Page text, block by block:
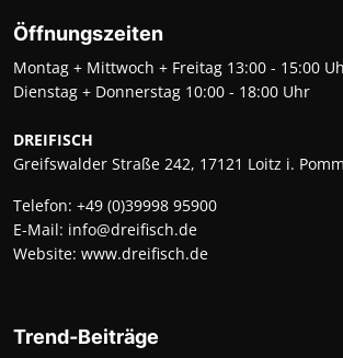
Öffnungszeiten
Montag + Mittwoch + Freitag 13:00 - 15:00
Dienstag + Donnerstag 10:00 - 18:00 Uhr
DREIFISCH
Greifswalder Straße 242, 17121 Loitz i.
Telefon: +49 (0)39998 95900
E-Mail: info@dreifisch.de
Website: www.dreifisch.de
Trend-Beiträge